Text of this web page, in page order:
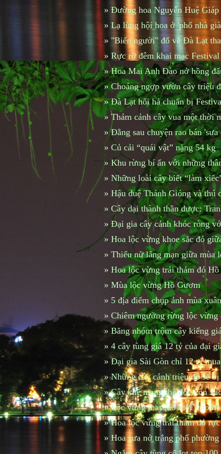
» Đường hoa Nguyễn Huệ
» Lạ lùng hội hoa ở 'phố nhà
» "Biển người" đổ về Đà Lạt
» Rực rỡ đêm khai mạc
»Hoa Mai Anh Đào nở hồng
»Choáng ngợp vườn cây triệu
»Đà Lạt hối hả chuẩn bị
» Thảm cảnh cây vua một thời
»Đằng sau chuyện rao bán
» Củ cải “quái vật” nặng 54 kg
»Khu rừng bí ẩn với những
» Những loài cây biết “làm
» Hậu duệ Thánh Gióng và thú
» Cây dại thành thần dược:
»Đại gia cây cảnh khóc ròng
» Hoa lộc vừng khoe sắc đỏ
» Thiếu nữ lãng mạn giữa mùa
» Hoa lộc vừng trải thảm đỏ
» Mùa lộc vừng Hồ Gươm
» 5 địa điểm chụp ảnh mùa
» Chiêm ngưỡng rừng lộc
» Băng nhóm trộm cây kiểng
» 4 cây tùng giá 12 tỷ của đại
»Đại gia Sài Gòn chỉ 12 tỷ
»Những cây cảnh triệu đô sẽ
»Cây khế mang thế độc xôn
»Lộc vừng thay 'áo mới' cho
»Hoa lộc vừng trải thảm đỏ
»Hoa sưa nở trắng phố